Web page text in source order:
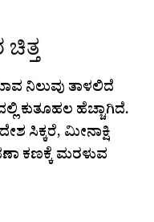
ಚಿತ್ತ
ನಿಲುವು ತಾಳಲಿದೆ
ಕುತೂಹಲ ಹೆಚ್ಚಾಗಿದೆ.
ಸಿಕ್ಕರೆ, ಮೀನಾಕ್ಷಿ
ಕಣಕ್ಕೆ ಮರಳುವ